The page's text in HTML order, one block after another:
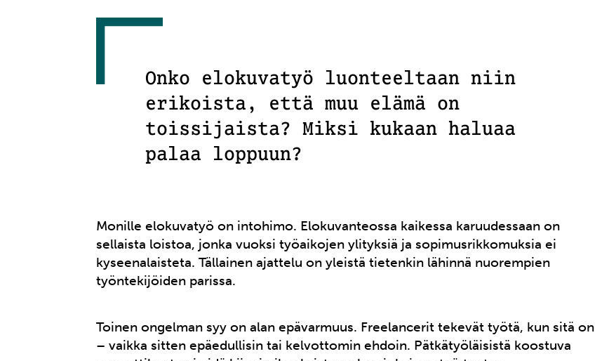
Onko elokuvatyö luonteeltaan niin
erikoista, että muu elämä on
toissijaista? Miksi kukaan haluaa
palaa loppuun?
Monille elokuvatyö on intohimo. Elokuvanteossa kaikessa karuudessaan on
sellaista loistoa, jonka vuoksi työaikojen ylityksiä ja sopimusrikkomuksia ei
kyseenalaisteta. Tällainen ajattelu on yleistä tietenkin lähinnä nuorempien
työntekijöiden parissa.
Toinen ongelman syy on alan epävarmuus. Freelancerit tekevät työtä, kun sitä on
– vaikka sitten epäedullisin tai kelvottomin ehdoin. Pätkätyöläisistä koostuva